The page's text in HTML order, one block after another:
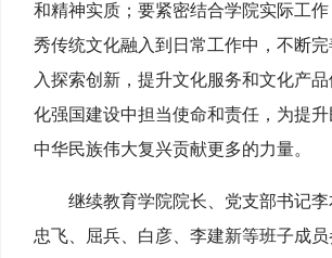
和精神实质；要紧密结合学院实际工
秀传统文化融入到日常工作中，不断
入探索创新，提升文化服务和文化产
化强国建设中担当使命和责任，为提
中华民族伟大复兴贡献更多的力量。
继续教育学院院长、党支部书记
忠飞、屈兵、白彦、李建新等班子成员